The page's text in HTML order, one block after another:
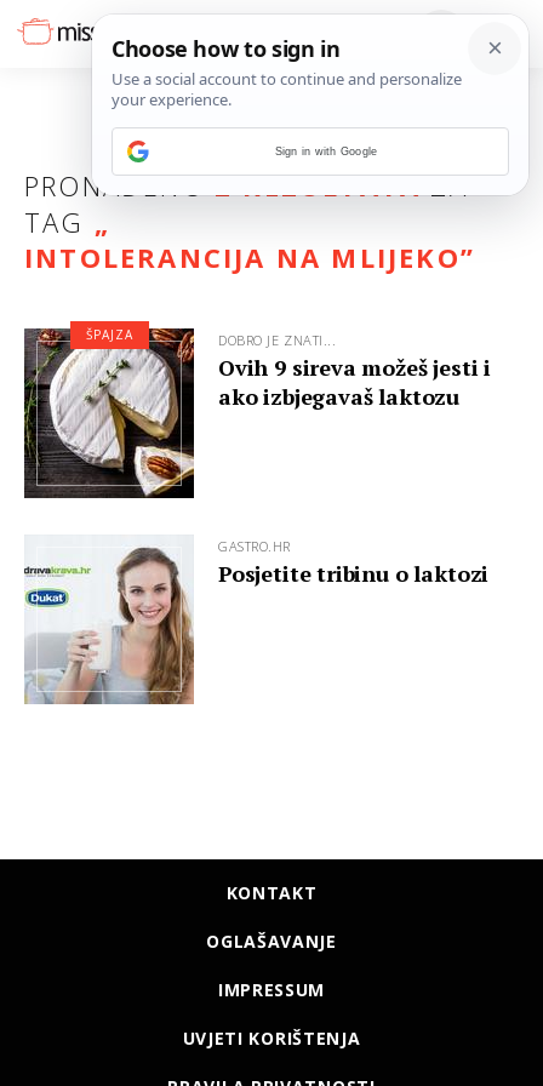
PRONAĐENO2 REZULTATAZA
TAG „
INTOLERANCIJA NA MLIJEKO”
DOBRO JE ZNATI...
Ovih 9 sireva možeš jesti i
ako izbjegavaš laktozu
ŠPAJZA
GASTRO.HR
Posjetite tribinu o laktozi
KONTAKT
OGLAŠAVANJE
IMPRESSUM
UVJETI KORIŠTENJA
Sign in with Google